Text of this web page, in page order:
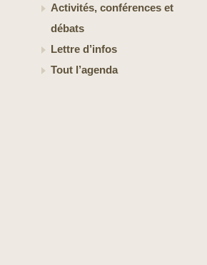
Activités, conférences et
débats
Lettre d’infos
Tout l’agenda